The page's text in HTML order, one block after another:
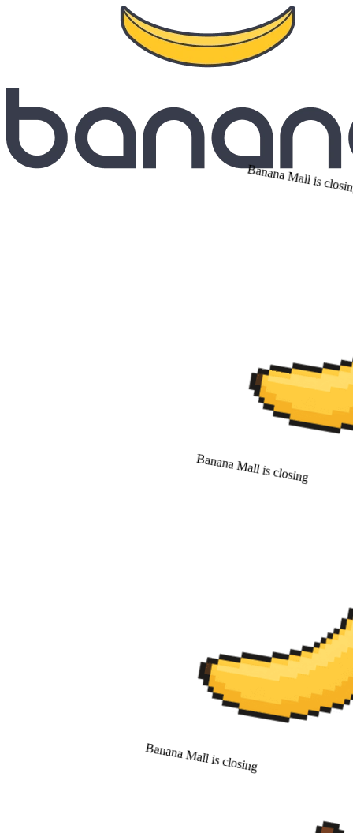
Banana Mall is
Banana Mall is closing
Banana Mall is closing